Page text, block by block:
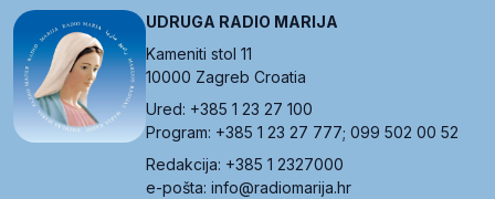
UDRUGA RADIO MARIJA
Kameniti stol 11
10000 Zagreb Croatia
Ured: +385 1 23 27 100
Program: +385 1 23 27 777; 099 502 00 52
Redakcija: +385 1 2327000
e-pošta: info@radiomarija.hr